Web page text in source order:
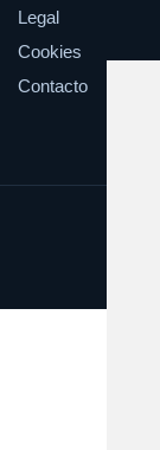
Legal
Cookies
Contacto